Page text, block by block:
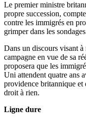
Le premier ministre
propre succession,
contre les immigrés en
grimper dans les
Dans un discours visant
campagne en vue de sa
proposera que les
Uni attendent quatre ans
providence britannique et
droit à rien.
Ligne dure